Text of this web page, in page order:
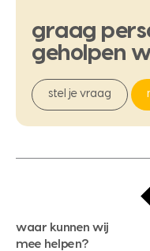
graag
geholpen
stel je vraag
waar kunnen wij
mee helpen?